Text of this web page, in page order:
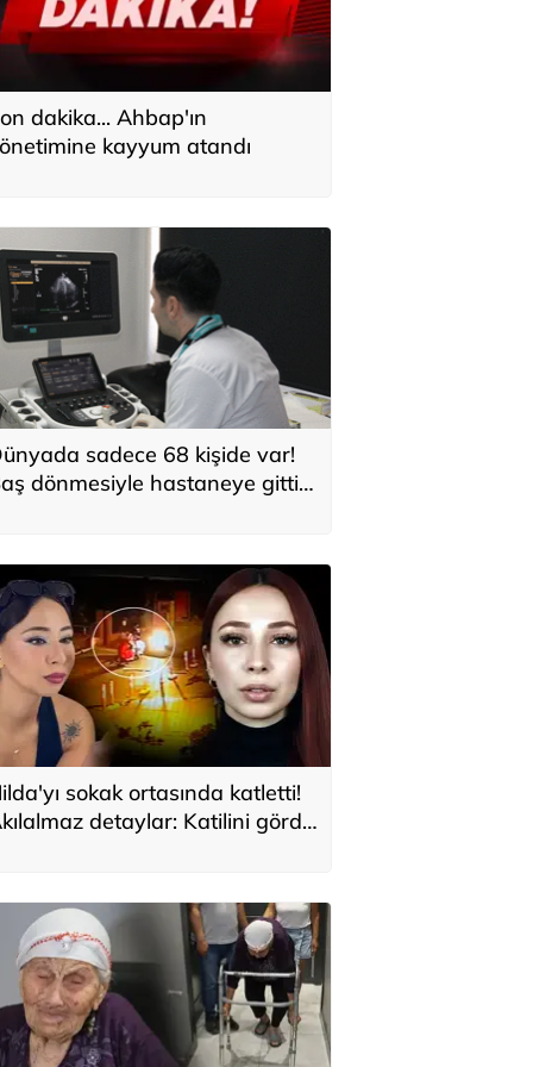
dakika... Ahbap'ın
kayyum atandı
sadece 68 kişide var!
dönmesiyle hastaneye gitti:
sokak ortasında katletti!
detaylar: Katilini gördü